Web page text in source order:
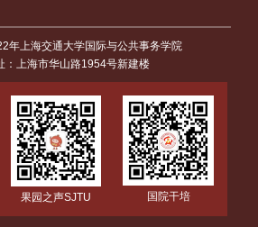
年上海交通大学国际与公共事务学院
：上海市华山路1954号新建楼
果园之声SJTU 国院干培